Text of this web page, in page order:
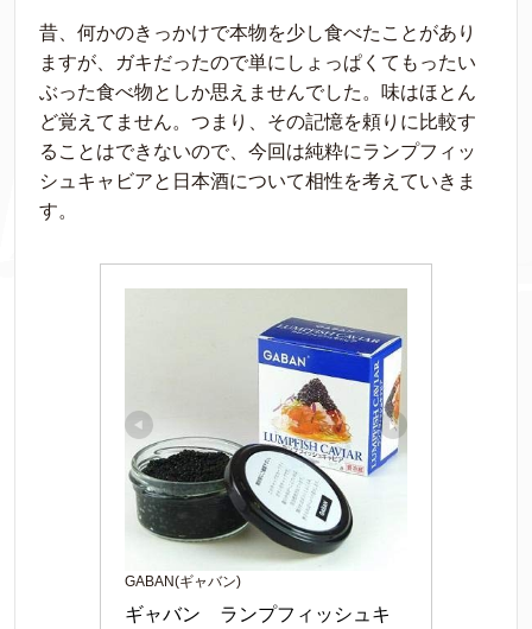
昔、何かのきっかけで本物を少し食べたことがあり
ますが、ガキだったので単にしょっぱくてもったい
ぶった食べ物としか思えませんでした。味はほとん
ど覚えてません。つまり、その記憶を頼りに比較す
ることはできないので、今回は純粋にランプフィッ
シュキャビアと日本酒について相性を考えていきま
す。
GABAN(ギャバン)
ギャバン　ランプフィッシュキ